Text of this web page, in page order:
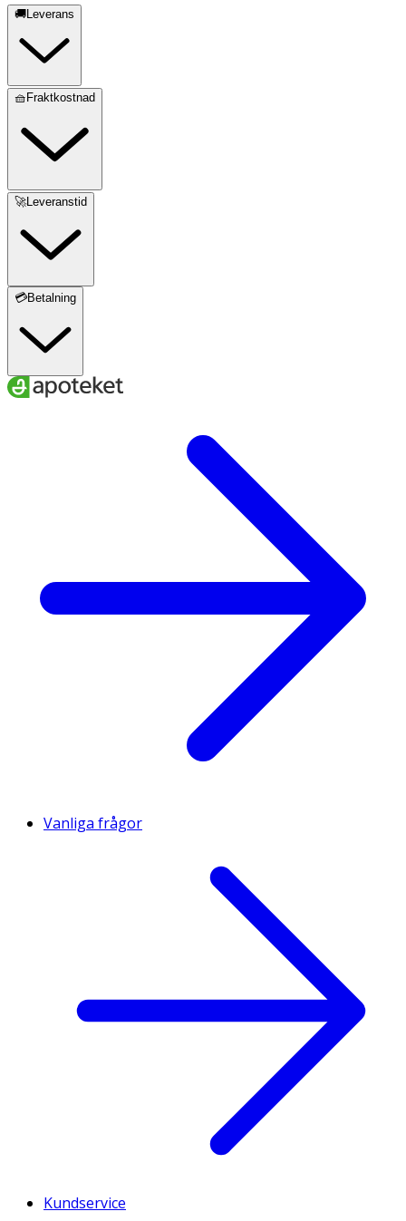
🚚Leverans
🧺Fraktkostnad
🚀Leveranstid
💳Betalning
Vanliga frågor
Kundservice